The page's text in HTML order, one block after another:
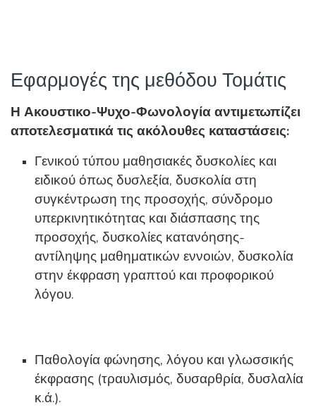
Εφαρμογές της μεθόδου Τομάτις
Η Ακουστικο-Ψυχο-Φωνολογία αντιμετωπίζει
αποτελεσματικά τις ακόλουθες καταστάσεις:
Γενικού τύπου μαθησιακές δυσκολίες και
ειδικού όπως δυσλεξία, δυσκολία στη
συγκέντρωση της προσοχής, σύνδρομο
υπερκινητικότητας και διάσπασης της
προσοχής, δυσκολίες κατανόησης-
αντίληψης μαθηματικών εννοιών, δυσκολία
στην έκφραση γραπτού και προφορικού
λόγου.
Παθολογία φώνησης, λόγου και γλωσσικής
έκφρασης (τραυλισμός, δυσαρθρία, δυσλαλία
κ.ά.).